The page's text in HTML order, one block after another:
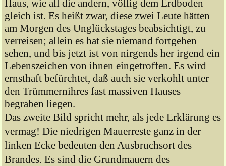
Haus, wie all die andern, völlig dem Erdboden
gleich ist. Es heißt zwar, diese zwei Leute hätten
am Morgen des Unglückstages beabsichtigt, zu
verreisen; allein es hat sie niemand fortgehen
sehen, und bis jetzt ist von nirgends her irgend ein
Lebenszeichen von ihnen eingetroffen. Es wird
ernsthaft befürchtet, daß auch sie verkohlt unter
den Trümmernihres fast massiven Hauses
begraben liegen.
Das zweite Bild spricht mehr, als jede Erklärung es
vermag! Die niedrigen Mauerreste ganz in der
linken Ecke bedeuten den Ausbruchsort des
Brandes. Es sind die Grundmauern des